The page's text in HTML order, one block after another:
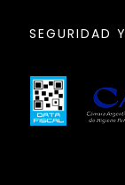
SEGURIDAD